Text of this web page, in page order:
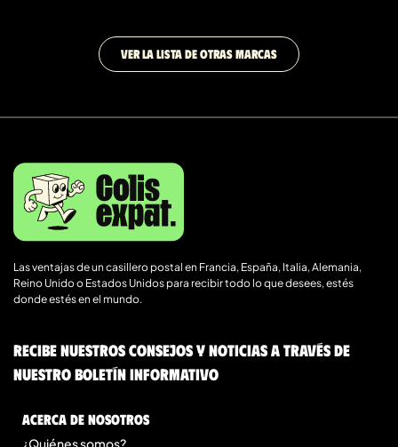
VER LA LISTA DE OTRAS MARCAS
Las ventajas de un casillero postal en Francia, España, Italia, Alemania,
Reino Unido o Estados Unidos para recibir todo lo que desees, estés
donde estés en el mundo.
Recibe nuestros consejos y noticias a través de
nuestro boletín informativo
Acerca de nosotros
¿Quiénes somos?